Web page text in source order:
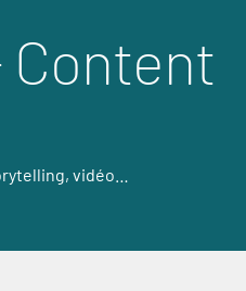
Content
vidéo…